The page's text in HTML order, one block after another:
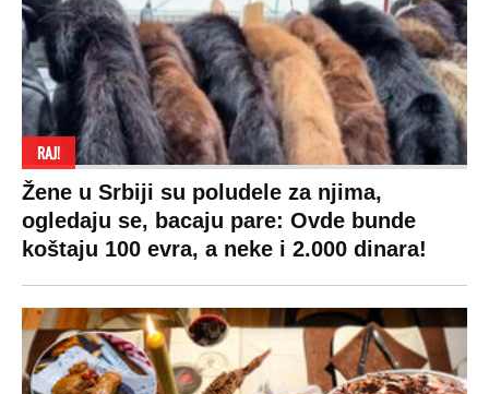
Hi-Tech
Kultura
Crna Gora
Makedonija
Auto
Uslovi korišćenja
Politika privatnosti
Privacy policy
Terms of service
Prijatelji sajta